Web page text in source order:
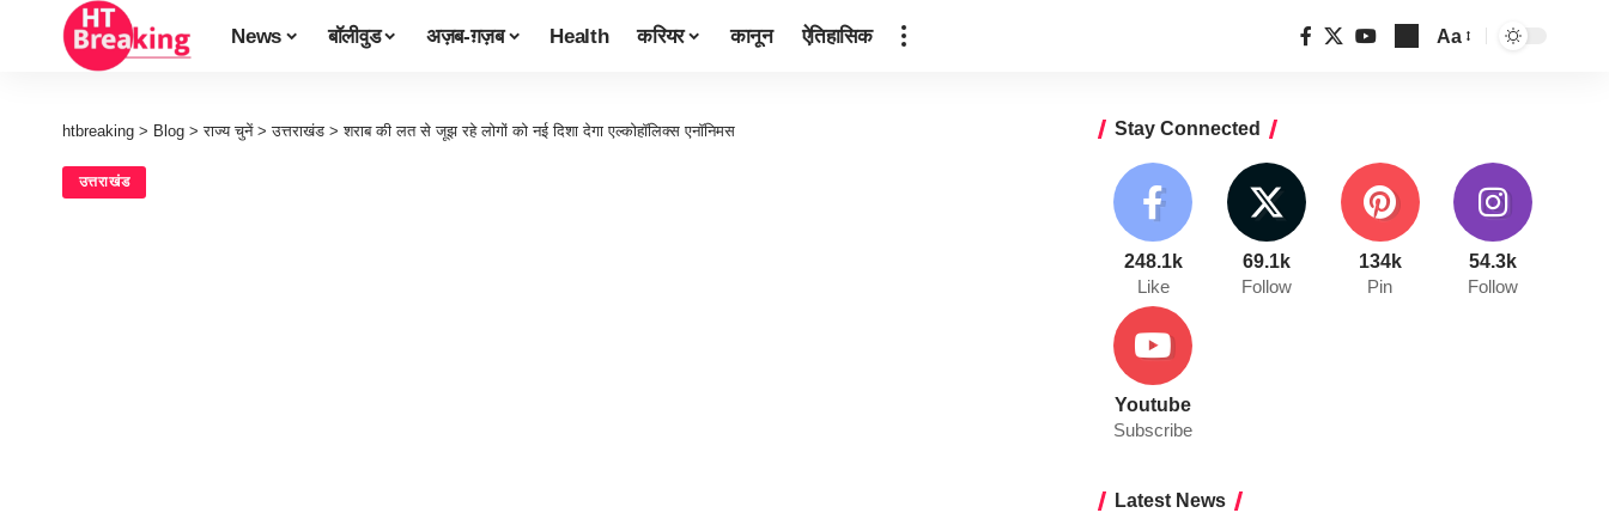
News बॉलीवुड अज़ब-ग़ज़ब Health करियर कानून ऐतिहासिक Aa
htbreaking > Blog >राज्य चुनें >उत्तराखंड >शराब की लत से जूझ रहे लोगों को नई दिशा देगा एल्कोहॉलिक्स एनॉनिमस
उत्तराखंड
Stay Connected
248.1k
Like
69.1k
Follow
134k
Pin
54.3k
Follow
Youtube
Subscribe
Latest News